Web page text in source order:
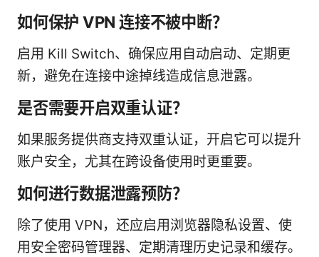
如何保护 VPN 连接不被中断？
启用 Kill Switch、确保应用自动启动、定期更
新，避免在连接中途掉线造成信息泄露。
是否需要开启双重认证？
如果服务提供商支持双重认证，开启它可以提升
账户安全，尤其在跨设备使用时更重要。
如何进行数据泄露预防？
除了使用 VPN，还应启用浏览器隐私设置、使
用安全密码管理器、定期清理历史记录和缓存。